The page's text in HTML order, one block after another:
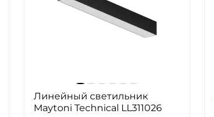
Линейный светильник
Maytoni Technical LL311026